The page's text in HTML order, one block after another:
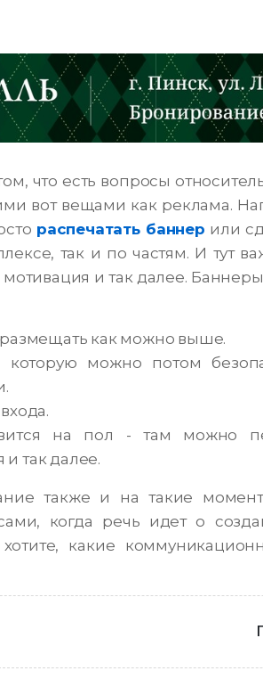
что есть вопросы
вот вещами как реклама.
распечатать баннер или
так и по частям. И тут
мотивация и так далее.
как можно выше.
которую можно потом
на пол - там можно
так далее.
также и на такие
когда речь идет о
какие